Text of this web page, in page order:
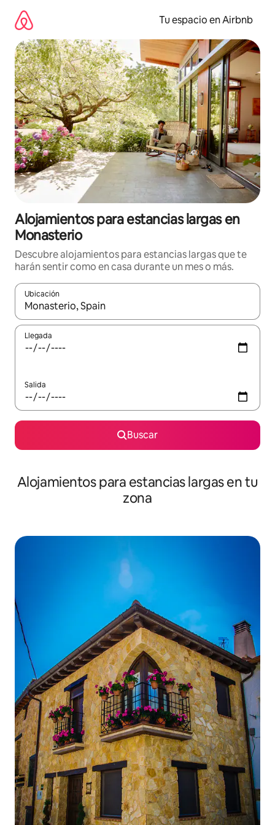
contenido
Tu espacio en Airbnb
Alojamientos para estancias largas en
Monasterio
Descubre alojamientos para estancias largas que te
harán sentir como en casa durante un mes o más.
Ubicación
Cuando los resultados estén disponibles, podrás navegar
Llegada
Salida
Buscar
Alojamientos para estancias largas en tu
zona